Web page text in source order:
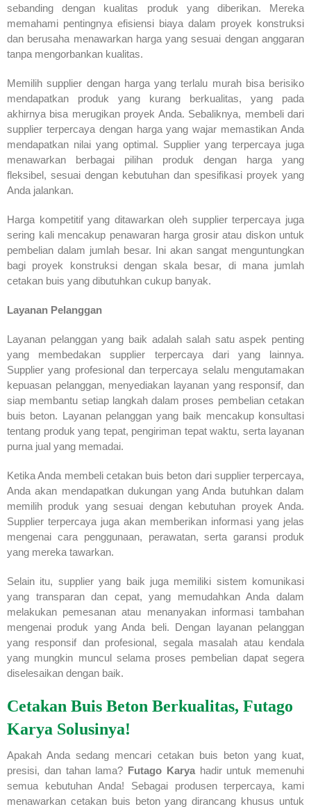
sebanding dengan kualitas produk yang diberikan. Mereka
memahami pentingnya efisiensi biaya dalam proyek konstruksi
dan berusaha menawarkan harga yang sesuai dengan anggaran
tanpa mengorbankan kualitas.
Memilih supplier dengan harga yang terlalu murah bisa berisiko
mendapatkan produk yang kurang berkualitas, yang pada
akhirnya bisa merugikan proyek Anda. Sebaliknya, membeli dari
supplier terpercaya dengan harga yang wajar memastikan Anda
mendapatkan nilai yang optimal. Supplier yang terpercaya juga
menawarkan berbagai pilihan produk dengan harga yang
fleksibel, sesuai dengan kebutuhan dan spesifikasi proyek yang
Anda jalankan.
Harga kompetitif yang ditawarkan oleh supplier terpercaya juga
sering kali mencakup penawaran harga grosir atau diskon untuk
pembelian dalam jumlah besar. Ini akan sangat menguntungkan
bagi proyek konstruksi dengan skala besar, di mana jumlah
cetakan buis yang dibutuhkan cukup banyak.
Layanan Pelanggan
Layanan pelanggan yang baik adalah salah satu aspek penting
yang membedakan supplier terpercaya dari yang lainnya.
Supplier yang profesional dan terpercaya selalu mengutamakan
kepuasan pelanggan, menyediakan layanan yang responsif, dan
siap membantu setiap langkah dalam proses pembelian cetakan
buis beton. Layanan pelanggan yang baik mencakup konsultasi
tentang produk yang tepat, pengiriman tepat waktu, serta layanan
purna jual yang memadai.
Ketika Anda membeli cetakan buis beton dari supplier terpercaya,
Anda akan mendapatkan dukungan yang Anda butuhkan dalam
memilih produk yang sesuai dengan kebutuhan proyek Anda.
Supplier terpercaya juga akan memberikan informasi yang jelas
mengenai cara penggunaan, perawatan, serta garansi produk
yang mereka tawarkan.
Selain itu, supplier yang baik juga memiliki sistem komunikasi
yang transparan dan cepat, yang memudahkan Anda dalam
melakukan pemesanan atau menanyakan informasi tambahan
mengenai produk yang Anda beli. Dengan layanan pelanggan
yang responsif dan profesional, segala masalah atau kendala
yang mungkin muncul selama proses pembelian dapat segera
diselesaikan dengan baik.
Cetakan Buis Beton Berkualitas, Futago
Karya Solusinya!
Apakah Anda sedang mencari cetakan buis beton yang kuat,
presisi, dan tahan lama? Futago Karyahadir untuk memenuhi
semua kebutuhan Anda! Sebagai produsen terpercaya, kami
menawarkan cetakan buis beton yang dirancang khusus untuk